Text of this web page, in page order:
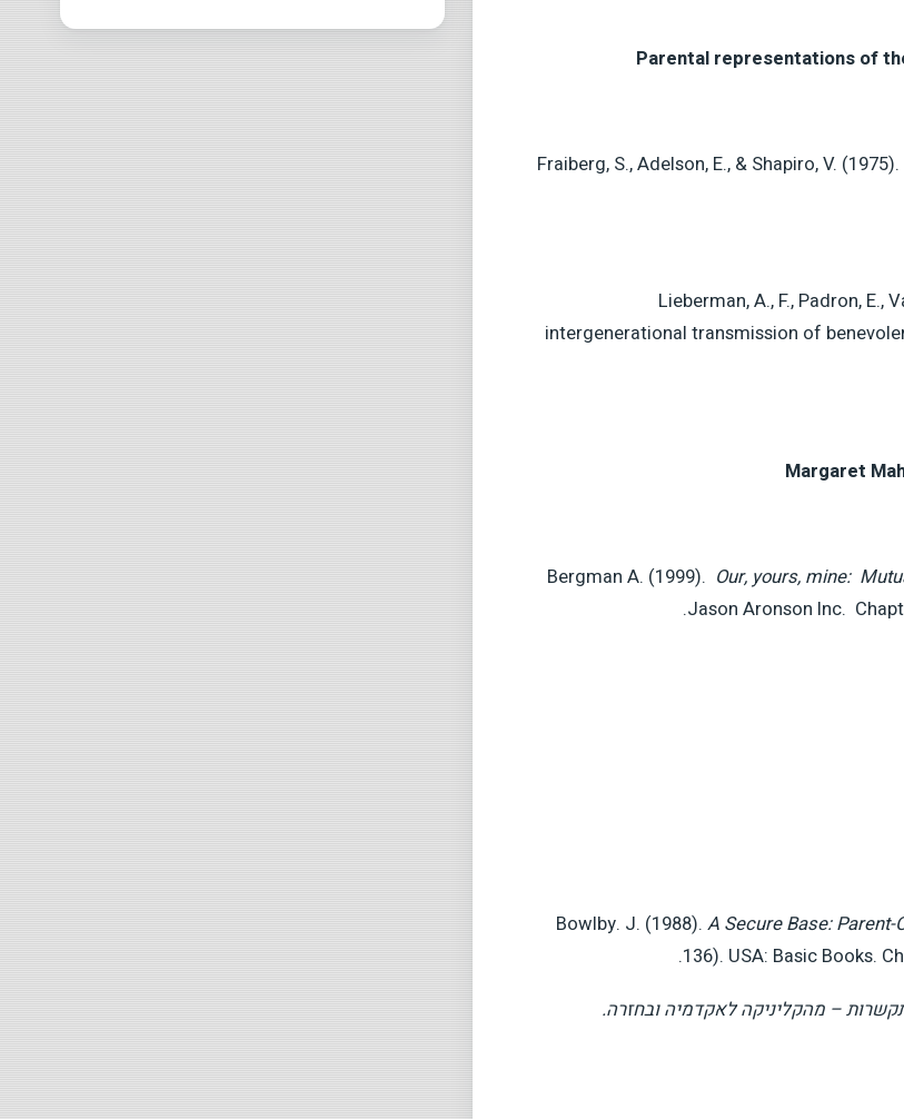
Parental representations of
Fraiberg, S., Adelson, E., & Shapiro, V.
Lieberman, A., F., Padron, E.,
intergenerational transmission of
Margaret
Bergman A. (1999). Our, yours, mine:
Jason Aronson Inc.
Bowlby. J. (1988).A Secure Base:
136). USA: Basic Books.
– מהקליניקה לאקדמיה ובחזרה.